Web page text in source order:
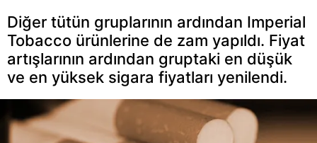
Diğer tütün gruplarının ardından Imperial
Tobacco ürünlerine de zam yapıldı. Fiyat
artışlarının ardından gruptaki en düşük
ve en yüksek sigara fiyatları yenilendi.